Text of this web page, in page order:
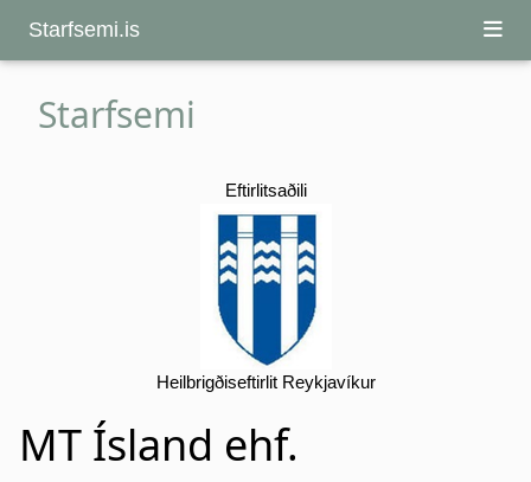
Starfsemi.is
Starfsemi
Eftirlitsaðili
Heilbrigðiseftirlit Reykjavíkur
MT Ísland ehf.